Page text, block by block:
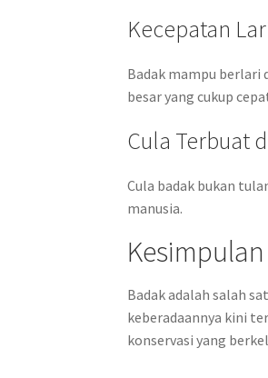
Kecepatan
Badak mampu berlari
besar yang cukup
Cula Terbuat
Cula badak bukan
manusia.
Kesimpulan
Badak adalah salah
keberadaannya kini
konservasi yang